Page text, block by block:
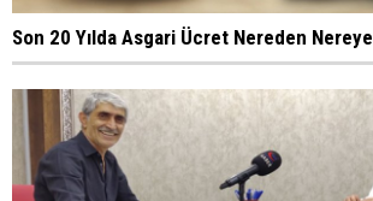
Son 20 Yılda Asgari Ücret Nereden Nereye